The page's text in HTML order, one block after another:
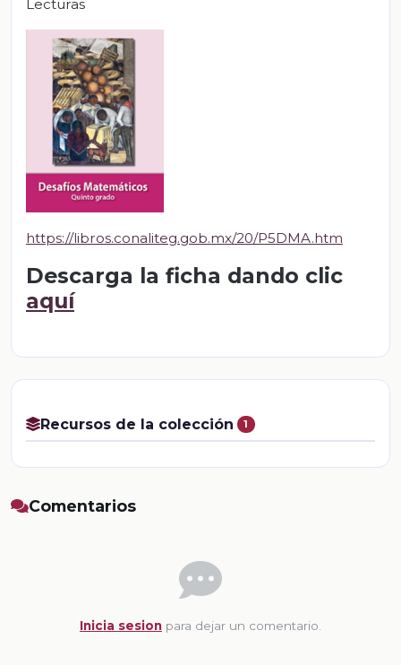
Lecturas
https://libros.conaliteg.gob.mx/20/P5DMA.htm
Descarga la ficha dando clic
aquí
Recursos de la colección 1
Comentarios
Inicia sesion para dejar un comentario.